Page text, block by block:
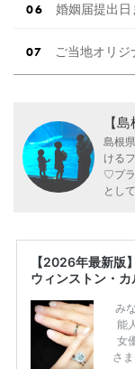
婚姻届提出
ご当地オリ
【
島根
ける
♡プラ
とし
【2026年最新版
ウィンストン・
み
能
女
さ